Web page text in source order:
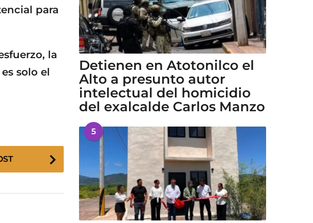
para
la
solo el
Detienen en Atotonilco el
Alto a presunto autor
intelectual del homicidio
del exalcalde Carlos Manzo
5